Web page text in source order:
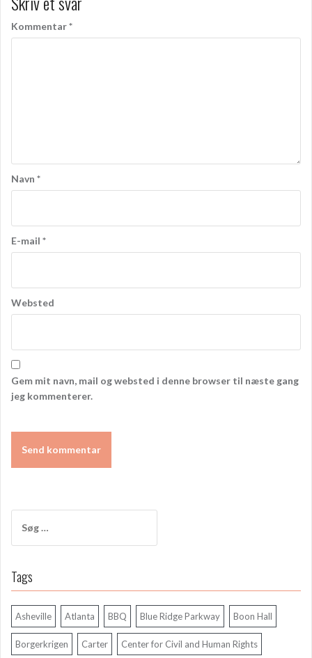
Kommentar*
Navn *
E-mail *
Websted
Gem mit navn, mail og websted i denne browser til næste gang
jeg kommenterer.
efter:
Tags
Asheville Atlanta BBQ Blue Ridge Parkway Boon Hall
Borgerkrigen Carter Center for Civil and Human Rights